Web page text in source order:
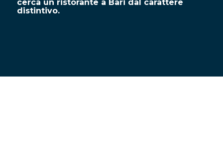
cerca un ristorante a Bari dal carattere
distintivo.